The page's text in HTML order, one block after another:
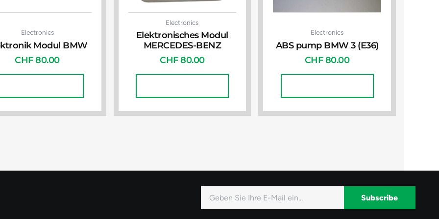
Electronics
Modul BMW
CHF80.00
Electronics
Elektronisches Modul
MERCEDES-BENZ
CHF80.00
Electronics
ABS pump BMW 3 (E36)
CHF80.00
Mail
Subscribe